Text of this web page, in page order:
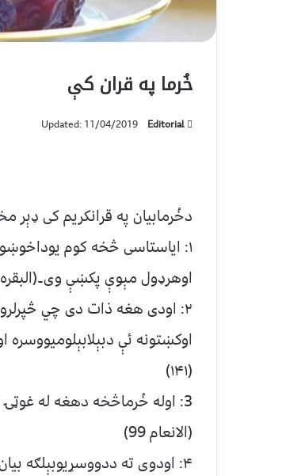
خُرما په قران کې
Editorial
Updated: 11/04/2019
دخُرمابیان په قرانکریم کی
۱: ایاستاسی څخه کوم
اوهرډول مېوې پکښې وی۔(البقره ۲۶۶)
۲: اودی هغه ذات دی چي
(۱۴۱)
3: اوله خُرماڅخه دهغه له
(الانعام 99)
۴: اودوی ته ددووسړیوبېلګه